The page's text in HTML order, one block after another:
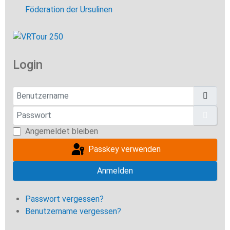
Föderation der Ursulinen
Login
Benutzername
Passwort
Angemeldet bleiben
Passkey verwenden
Anmelden
Passwort vergessen?
Benutzername vergessen?